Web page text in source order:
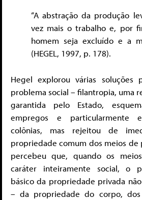
“A abstração da produção
vez mais o trabalho e, por
homem seja excluído e a
(HEGEL, 1997, p. 178).
Hegel explorou várias soluções
problema social – filantropia, uma
garantida pelo Estado,
empregos e particularmente
colônias, mas rejeitou de
propriedade comum dos meios de
percebeu que, quando os
caráter inteiramente social, o
básico da propriedade privada
– da propriedade do corpo, dos